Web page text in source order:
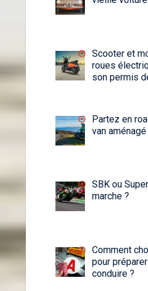
Scooter et
roues
son permis
Partez en
van aménagé
SBK ou
marche ?
Comment
pour
conduire ?